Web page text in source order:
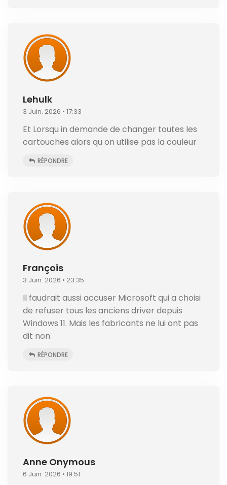
Lehulk
3 Juin. 2026 • 17:33
Et Lorsqu in demande de changer toutes les
cartouches alors qu on utilise pas la couleur
RÉPONDRE
François
3 Juin. 2026 • 23:35
Il faudrait aussi accuser Microsoft qui a choisi
de refuser tous les anciens driver depuis
Windows 11. Mais les fabricants ne lui ont pas
dit non
RÉPONDRE
Anne Onymous
6 Juin. 2026 • 19:51